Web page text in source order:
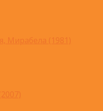
Мирабела (1981)